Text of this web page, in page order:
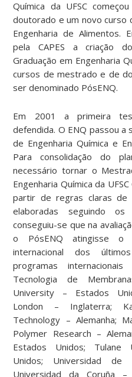
Química da UFSC
doutorado e um novo curso
Engenharia de Alimentos.
pela CAPES a criação
Graduação em Engenharia
cursos de mestrado e de
ser denominado PósENQ.
Em 2001 a primeira
defendida. O ENQ passou a
de Engenharia Química e
Para consolidação do
necessário tornar o
Engenharia Química da
partir de regras claras de
elaboradas seguindo os
conseguiu-se que na
o PósENQ atingisse
internacional dos
programas
Tecnologia de
University – Estados
London – Inglaterra;
Technology – Alemanha;
Polymer Research –
Estados Unidos; Tulane
Unidos; Universidad de
Universidad da Coruña –